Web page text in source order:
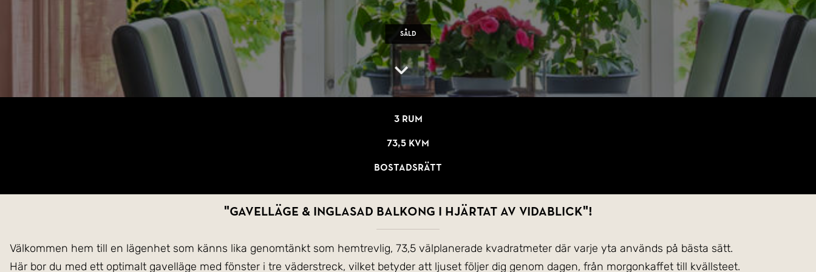
Såld
3 rum
73,5 kvm
Bostadsrätt
"Gavelläge & inglasad balkong i hjärtat av Vidablick"!
Välkommen hem till en lägenhet som känns lika genomtänkt som hemtrevlig, 73,5 välplanerade kvadratmeter där varje yta används på bästa sätt.
Här bor du med ett optimalt gavelläge med fönster i tre väderstreck, vilket betyder att ljuset följer dig genom dagen, från morgonkaffet till kvällsteet.